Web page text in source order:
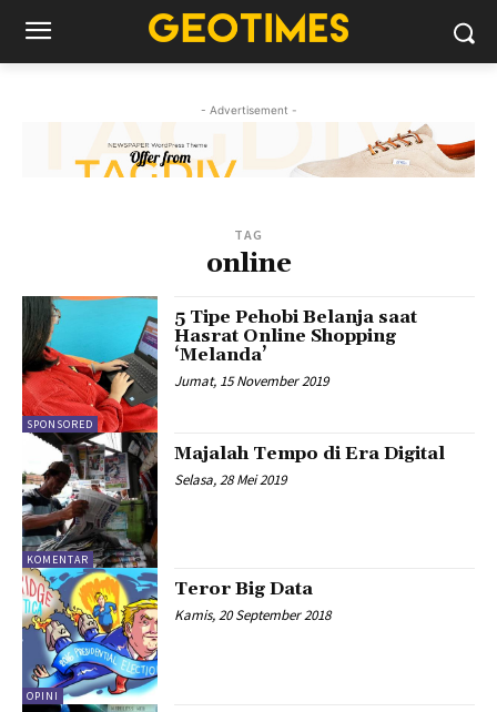
- Advertisement -
TAG
online
SPONSORED
5 Tipe Pehobi Belanja saat
Hasrat Online Shopping
‘Melanda’
Jumat, 15 November 2019
KOMENTAR
Majalah Tempo di Era Digital
Selasa, 28 Mei 2019
OPINI
Teror Big Data
Kamis, 20 September 2018